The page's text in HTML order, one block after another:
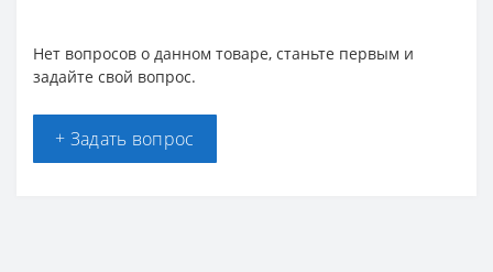
Нет вопросов о данном товаре, станьте первым и
задайте свой вопрос.
+ Задать вопрос